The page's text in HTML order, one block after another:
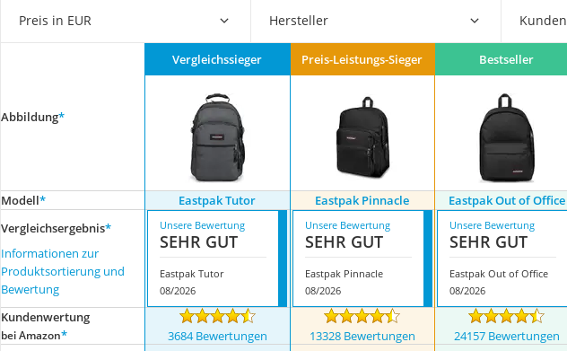
Wanderschuhe Herren
Sicherheitsweste Reiten
Preis in EUR Hersteller
Abbildung*
Vergleichssieger Preis-Leistungs-Sieger Bestseller
Modell* Eastpak Tutor Eastpak Pinnacle Eastpak Out of Office
Vergleichsergebnis*
Informationen zur
Produktsortierung und
Bewertung
Unsere Bewertung
SEHR GUT
Eastpak Tutor
08/2026
Unsere Bewertung
SEHR GUT
Eastpak Pinnacle
08/2026
Unsere Bewertung
SEHR GUT
Eastpak Out of Office
08/2026
Kundenwertung
bei Amazon* 3684 Bewertungen 13328 Bewertungen 24157 Bewertungen